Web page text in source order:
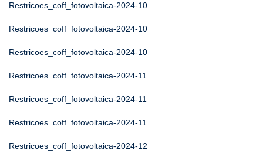
Restricoes_coff_fotovoltaica-2024-10
Restricoes_coff_fotovoltaica-2024-10
Restricoes_coff_fotovoltaica-2024-10
Restricoes_coff_fotovoltaica-2024-11
Restricoes_coff_fotovoltaica-2024-11
Restricoes_coff_fotovoltaica-2024-11
Restricoes_coff_fotovoltaica-2024-12